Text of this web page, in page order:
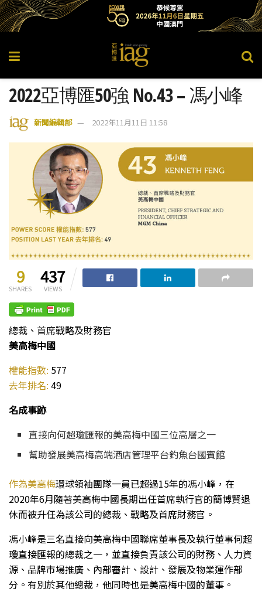
2022亞博匯50強 No.43 – 馮小峰
新聞編輯部 2022年11月11日 11:58
9
SHARES
437
VIEWS
總裁、首席戰略及財務官
美高梅中國
權能指數: 577
去年排名: 49
名成事跡
直接向何超瓊匯報的美高梅中國三位高層之一
幫助發展美高梅高端酒店管理平台釣魚台國賓館
作為美高梅環球領袖團隊一員已超過15年的馮小峰，在
2020年6月隨著美高梅中國長期出任首席執行官的簡博賢退
休而被升任為該公司的總裁、戰略及首席財務官。
馮小峰是三名直接向美高梅中國聯席董事長及執行董事何超
瓊直接匯報的總裁之一，並直接負責該公司的財務、人力資
源、品牌市場推廣、內部審計、設計、發展及物業運作部
分。有別於其他總裁，他同時也是美高梅中國的董事。